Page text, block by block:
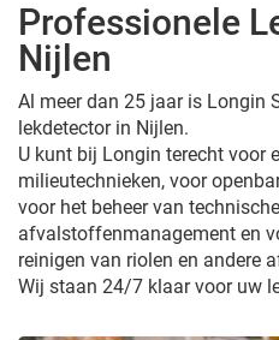
Professionele
Nijlen
Al meer dan 25 jaar is Longin
lekdetector in Nijlen.
U kunt bij Longin terecht voor
milieutechnieken, voor
voor het beheer van
afvalstoffenmanagement en
reinigen van riolen en andere
Wij staan 24/7 klaar voor uw